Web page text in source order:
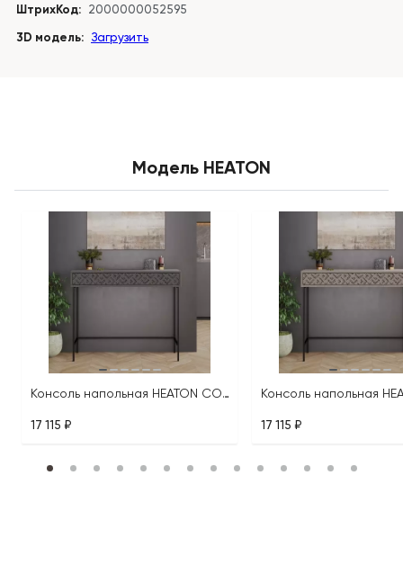
ШтрихКод: 2000000052595
3D модель: Загрузить
Модель HEATON
Консоль напольная HEATON CONSOLE
17 115 ₽ 17 115 ₽